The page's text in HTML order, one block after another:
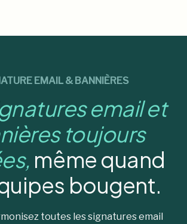
EMAIL & BANNIÈRES
email et
toujours
même quand
bougent.
toutes les signatures email